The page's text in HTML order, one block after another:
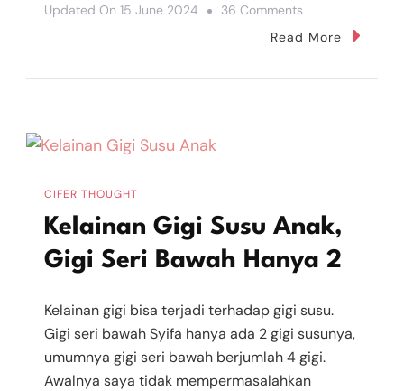
Updated On 15 June 2024 36 Comments
Cara
Mencegahnya
Read More
CIFER THOUGHT
Kelainan Gigi Susu Anak,
Gigi Seri Bawah Hanya 2
Kelainan gigi bisa terjadi terhadap gigi susu.
Gigi seri bawah Syifa hanya ada 2 gigi susunya,
umumnya gigi seri bawah berjumlah 4 gigi.
Awalnya saya tidak mempermasalahkan